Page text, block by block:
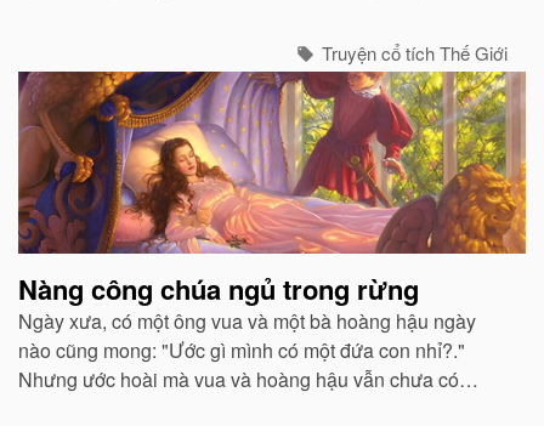
Truyện cổ tích Thế Giới
Nàng công chúa ngủ trong rừng
Ngày xưa, có một ông vua và một bà hoàng hậu ngày
nào cũng mong: "Ước gì mình có một đứa con nhỉ?."
Nhưng ước hoài mà vua và hoàng hậu vẫn chưa có